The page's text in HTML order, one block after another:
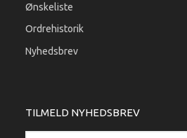
Ønskeliste
Ordrehistorik
Nyhedsbrev
TILMELD NYHEDSBREV